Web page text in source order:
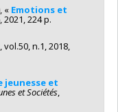
« Emotions et
2021, 224 p.
, vol.50, n.1, 2018,
jeunesse et
et Sociétés,